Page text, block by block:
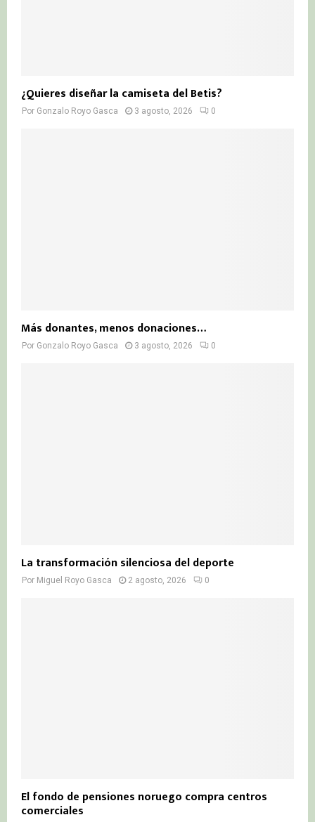
¿Quieres diseñar la camiseta del Betis?
Por Gonzalo Royo Gasca 3 agosto, 2026 0
Más donantes, menos donaciones…
Por Gonzalo Royo Gasca 3 agosto, 2026 0
La transformación silenciosa del deporte
Por Miguel Royo Gasca 2 agosto, 2026 0
El fondo de pensiones noruego compra centros
comerciales